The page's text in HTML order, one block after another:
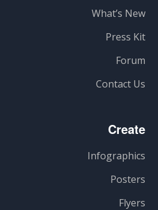
What’s New
Press Kit
Forum
Contact Us
Create
Infographics
Posters
Flyers